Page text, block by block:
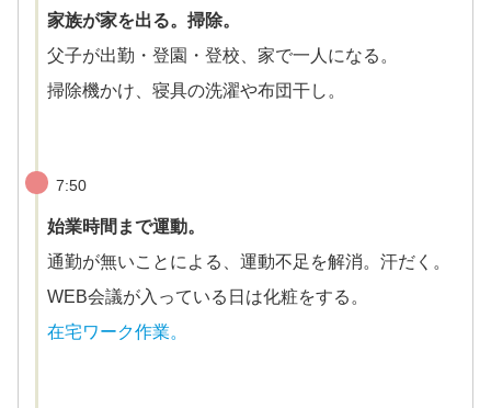
家族が家を出る。掃除。
父子が出勤・登園・登校、家で一人になる。
掃除機かけ、寝具の洗濯や布団干し。
7:50
始業時間まで運動。
通勤が無いことによる、運動不足を解消。汗だく。
WEB会議が入っている日は化粧をする。
在宅ワーク作業。